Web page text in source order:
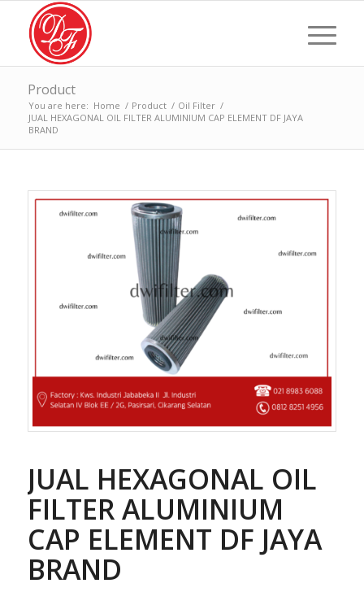
Product
You are here: Home / Product / Oil Filter /
JUAL HEXAGONAL OIL FILTER ALUMINIUM CAP ELEMENT DF JAYA
BRAND
JUAL HEXAGONAL OIL
FILTER ALUMINIUM
CAP ELEMENT DF JAYA
BRAND